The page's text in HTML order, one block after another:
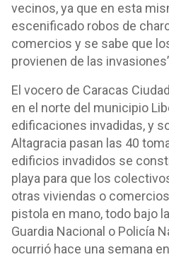
vecinos, ya que en esta
escenificado robos de
comercios y se sabe que
provienen de las
El vocero de Caracas
en el norte del municipio
edificaciones invadidas, y
Altagracia pasan las 40
edificios invadidos se
playa para que los
otras viviendas o
pistola en mano, todo bajo
Guardia Nacional o Policía
ocurrió hace una semana